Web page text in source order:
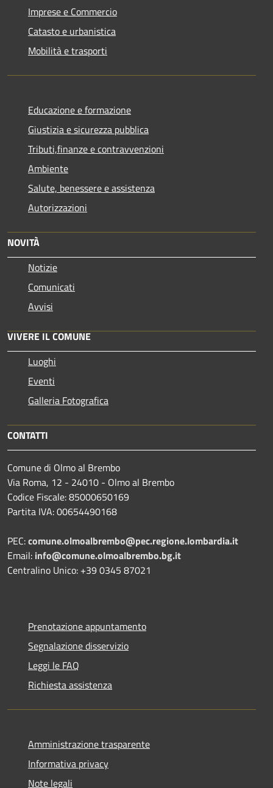
Imprese e Commercio
Catasto e urbanistica
Mobilità e trasporti
Educazione e formazione
Giustizia e sicurezza pubblica
Tributi,finanze e contravvenzioni
Ambiente
Salute, benessere e assistenza
Autorizzazioni
NOVITÀ
Notizie
Comunicati
Avvisi
VIVERE IL COMUNE
Luoghi
Eventi
Galleria Fotografica
CONTATTI
Comune di Olmo al Brembo
Via Roma, 12 - 24010 - Olmo al Brembo
Codice Fiscale: 85000650169
Partita IVA: 00654490168
PEC:comune.olmoalbrembo@pec.regione.lombardia.it
Email: info@comune.olmoalbrembo.bg.it
Centralino Unico: +39 0345 87021
Prenotazione appuntamento
Segnalazione disservizio
Leggi le FAQ
Richiesta assistenza
Amministrazione trasparente
Informativa privacy
Note legali